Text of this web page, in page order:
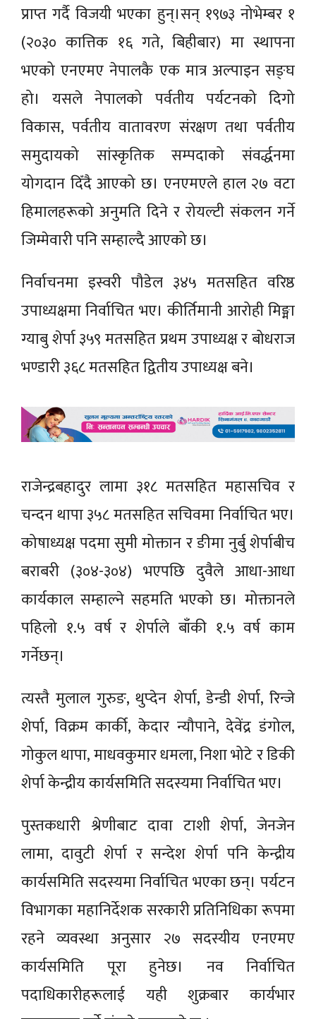
प्राप्त गर्दै विजयी भएका हुन्।सन् १९७३ नोभेम्बर १
(२०३० कात्तिक १६ गते, बिहीबार) मा स्थापना
भएको एनएमए नेपालकै एक मात्र अल्पाइन सङ्घ
हो। यसले नेपालको पर्वतीय पर्यटनको दिगो
विकास, पर्वतीय वातावरण संरक्षण तथा पर्वतीय
समुदायको सांस्कृतिक सम्पदाको संवर्द्धनमा
योगदान दिँदै आएको छ। एनएमएले हाल २७ वटा
हिमालहरूको अनुमति दिने र रोयल्टी संकलन गर्ने
जिम्मेवारी पनि सम्हाल्दै आएको छ।
निर्वाचनमा इस्वरी पौडेल ३४५ मतसहित वरिष्ठ
उपाध्यक्षमा निर्वाचित भए। कीर्तिमानी आरोही मिङ्मा
ग्याबु शेर्पा ३५९ मतसहित प्रथम उपाध्यक्ष र बोधराज
भण्डारी ३६८ मतसहित द्वितीय उपाध्यक्ष बने।
राजेन्द्रबहादुर लामा ३१८ मतसहित महासचिव र
चन्दन थापा ३५८ मतसहित सचिवमा निर्वाचित भए।
कोषाध्यक्ष पदमा सुमी मोक्तान र ङीमा नुर्बु शेर्पाबीच
बराबरी (३०४-३०४) भएपछि दुवैले आधा-आधा
कार्यकाल सम्हाल्ने सहमति भएको छ। मोक्तानले
पहिलो १.५ वर्ष र शेर्पाले बाँकी १.५ वर्ष काम
गर्नेछन्।
त्यस्तै मुलाल गुरुङ, थुप्देन शेर्पा, डेन्डी शेर्पा, रिन्जे
शेर्पा, विक्रम कार्की, केदार न्यौपाने, देवेंद्र डंगोल,
गोकुल थापा, माधवकुमार धमला, निशा भोटे र डिकी
शेर्पा केन्द्रीय कार्यसमिति सदस्यमा निर्वाचित भए।
पुस्तकधारी श्रेणीबाट दावा टाशी शेर्पा, जेनजेन
लामा, दावुटी शेर्पा र सन्देश शेर्पा पनि केन्द्रीय
कार्यसमिति सदस्यमा निर्वाचित भएका छन्। पर्यटन
विभागका महानिर्देशक सरकारी प्रतिनिधिका रूपमा
रहने व्यवस्था अनुसार २७ सदस्यीय एनएमए
कार्यसमिति पूरा हुनेछ। नव निर्वाचित
पदाधिकारीहरूलाई यही शुक्रबार कार्यभार